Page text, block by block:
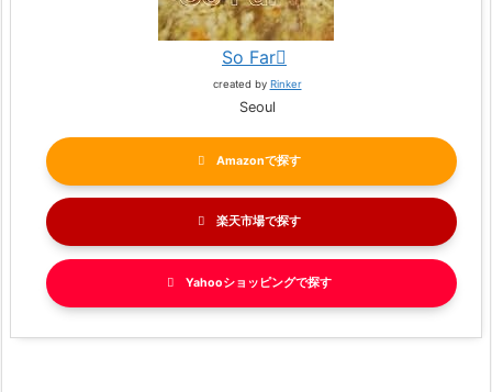
So Far
created by Rinker
Seoul
Amazon
楽天市場
Yahooショッピング